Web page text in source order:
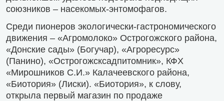
союзников – насекомых-энтомофагов.
Среди пионеров экологически-гастрономического
движения – «Агромолоко» Острогожского района,
«Донские сады» (Богучар), «Агроресурс»
(Панино), «Острогожсксадпитомник», КФХ
«Мирошников С.И.» Калачеевского района,
«Биотория» (Лиски). «Биотория», к слову,
открыла первый магазин по продаже